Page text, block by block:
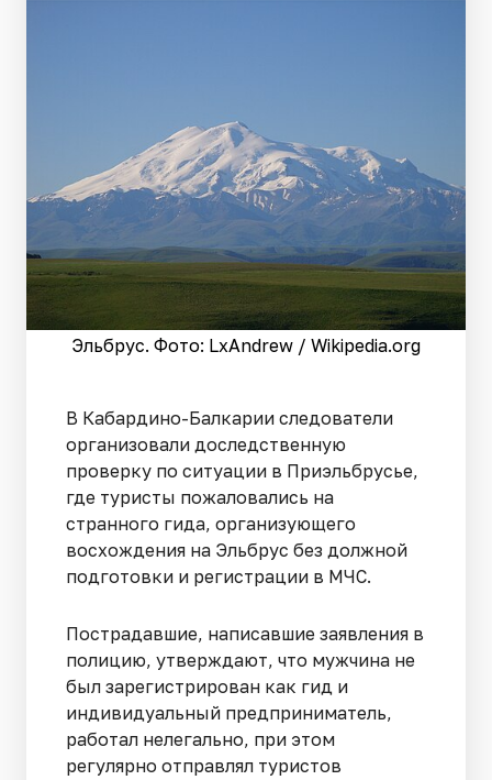
Эльбрус. Фото: LxAndrew / Wikipedia.org
В Кабардино-Балкарии следователи
организовали доследственную
проверку по ситуации в Приэльбрусье,
где туристы пожаловались на
странного гида, организующего
восхождения на Эльбрус без должной
подготовки и регистрации в МЧС.
Пострадавшие, написавшие заявления в
полицию, утверждают, что мужчина не
был зарегистрирован как гид и
индивидуальный предприниматель,
работал нелегально, при этом
регулярно отправлял туристов